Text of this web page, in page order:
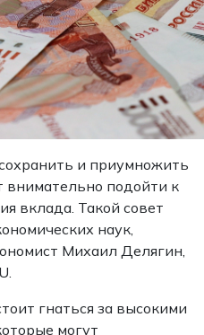
и приумножить
внимательно подойти к
вклада. Такой совет
наук,
Михаил Делягин,
гнаться за высокими
могут